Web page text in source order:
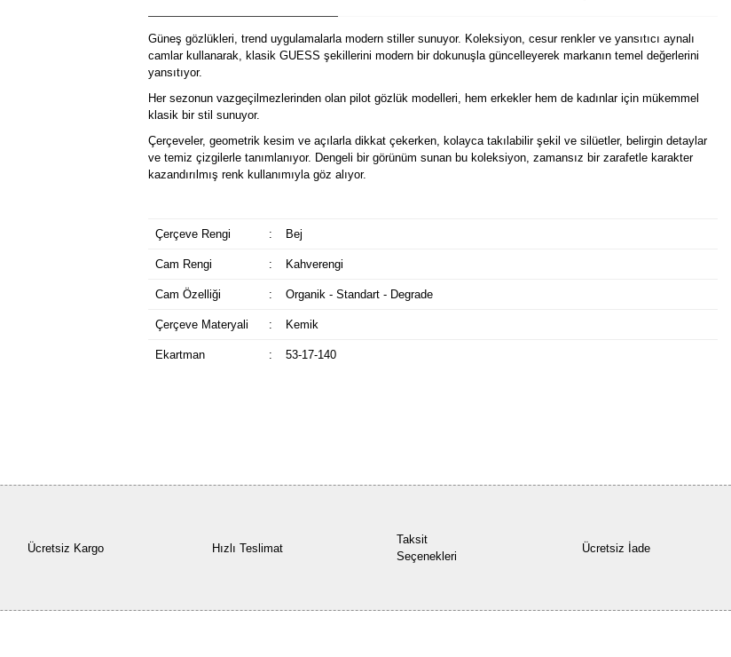
Güneş gözlükleri, trend uygulamalarla modern stiller sunuyor. Koleksiyon, cesur renkler ve yansıtıcı aynalı
camlar kullanarak, klasik GUESS şekillerini modern bir dokunuşla güncelleyerek markanın temel değerlerini
yansıtıyor.
Her sezonun vazgeçilmezlerinden olan pilot gözlük modelleri, hem erkekler hem de kadınlar için mükemmel
klasik bir stil sunuyor.
Çerçeveler, geometrik kesim ve açılarla dikkat çekerken, kolayca takılabilir şekil ve silüetler, belirgin detaylar
ve temiz çizgilerle tanımlanıyor. Dengeli bir görünüm sunan bu koleksiyon, zamansız bir zarafetle karakter
kazandırılmış renk kullanımıyla göz alıyor.
Çerçeve Rengi : Bej
Cam Rengi : Kahverengi
Cam Özelliği : Organik - Standart - Degrade
Çerçeve Materyali : Kemik
Ekartman : 53-17-140
Ücretsiz Kargo Hızlı Teslimat
Taksit
Seçenekleri
Ücretsiz İade